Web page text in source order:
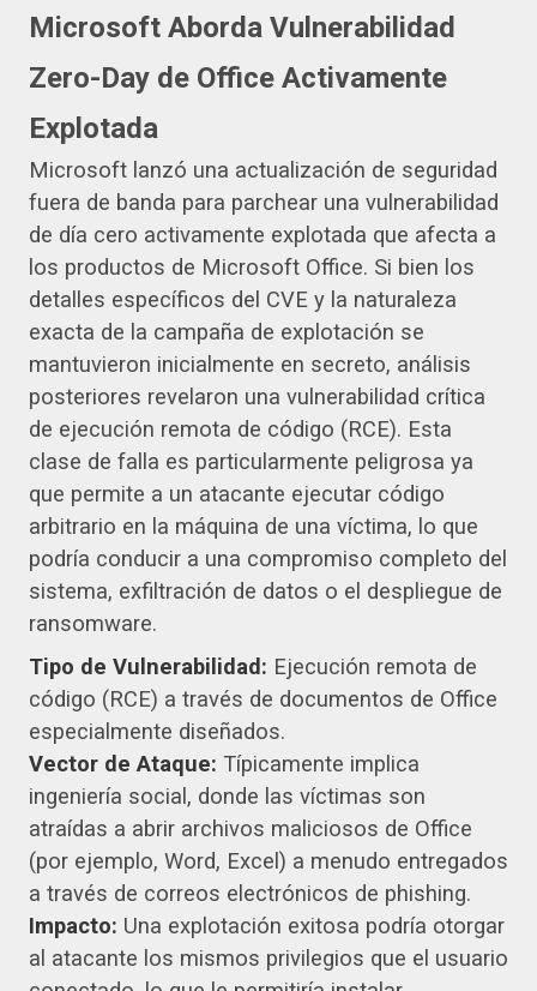
Microsoft Aborda Vulnerabilidad
Zero-Day de Office Activamente
Explotada
Microsoft lanzó una actualización de seguridad
fuera de banda para parchear una vulnerabilidad
de día cero activamente explotada que afecta a
los productos de Microsoft Office. Si bien los
detalles específicos del CVE y la naturaleza
exacta de la campaña de explotación se
mantuvieron inicialmente en secreto, análisis
posteriores revelaron una vulnerabilidad crítica
de ejecución remota de código (RCE). Esta
clase de falla es particularmente peligrosa ya
que permite a un atacante ejecutar código
arbitrario en la máquina de una víctima, lo que
podría conducir a una compromiso completo del
sistema, exfiltración de datos o el despliegue de
ransomware.
Tipo de Vulnerabilidad: Ejecución remota de
código (RCE) a través de documentos de Office
especialmente diseñados.
Vector de Ataque: Típicamente implica
ingeniería social, donde las víctimas son
atraídas a abrir archivos maliciosos de Office
(por ejemplo, Word, Excel) a menudo entregados
a través de correos electrónicos de phishing.
Impacto: Una explotación exitosa podría otorgar
al atacante los mismos privilegios que el usuario